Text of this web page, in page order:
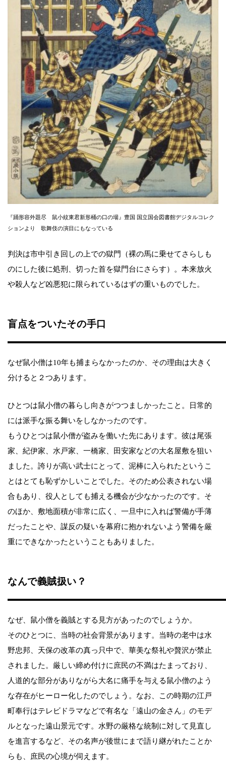
『踊形容外題尽 鼠小紋東君新形桶の口の場』豊国 国立国会図書館デジタルコレク
ションより 歌舞伎の演目にもなっている
判決は市中引き回しの上での獄門（裸の馬に乗せてさらしも
のにした後に処刑、切った首を獄門台にさらす）。本来放火
や殺人など凶悪犯に限られているはずの重いものでした。
盲点をついたその手口
なぜ鼠小僧は10年も捕まらなかったのか、その理由は大きく
分けると２つあります。
ひとつは鼠小僧の暮らし向きがつつましかったこと。日常的
には派手な振る舞いをしなかったのです。
もうひとつは鼠小僧が盗みを働いた先にあります。彼は尾張
家、紀伊家、水戸家、一橋家、田安家などの大名屋敷を狙い
ました。誇りが高い武士にとって、泥棒に入られたというこ
とはとても恥ずかしいことでした。そのため公表されない場
合もあり、役人としても捕える機会が少なかったのです。そ
のほか、敷地面積が非常に広く、一旦中に入れば警備が手薄
だったことや、謀反の疑いを幕府に抱かれないよう警備を厳
重にできなかったということもありました。
なんで義賊扱い？
なぜ、鼠小僧を義賊とする見方があったのでしょうか。
そのひとつに、当時の社会背景があります。当時の老中は水
野忠邦、天保の改革の真っ只中で、華美な祭礼や贅沢が禁止
されました。厳しい締め付けに庶民の不満はたまっており、
人道的な部分がありながら大名に痛手を与える鼠小僧のよう
な存在がヒーロー化したのでしょう。なお、この時期の江戸
町奉行はテレビドラマなどで有名な「遠山の金さん」のモデ
ルとなった遠山景元です。水野の厳格な統制に対して見直し
を進言するなど、その名声が後世にまで語り継がれたことか
らも、庶民の心境が伺えます。